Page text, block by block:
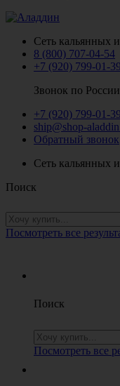
Сеть кальянных
8 (800) 707-04-54
+7 (920) 799-01-39
Звонок по
+7 (920) 799-01-39
ship@shop-
Обратный звонок
Сеть кальянных
Поиск
Посмотреть все
Поиск
Посмотреть все